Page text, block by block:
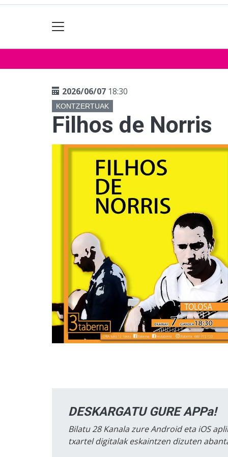
2026/06/07 18:30
KONTZERTUAK
Filhos de Norris
DESKARGATU GURE APPa!
Bilatu 28 Kanala zure Android eta iOS
txartel digitalak eskaintzen dizuten